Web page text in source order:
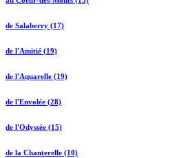
de Salaberry (17)
de l'Amitié (19)
de l'Aquarelle (19)
de l'Envolée (28)
de l'Odyssée (15)
de la Chanterelle (10)